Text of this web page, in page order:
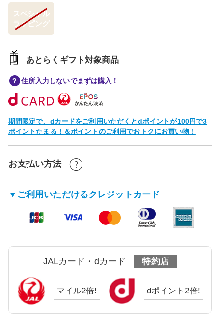
スペシャル
ラッピング
あとらくギフト対象商品
住所入力しないでまずは購入！
期間限定で、dカードをご利用いただくとdポイントが100円で3
ポイントたまる！＆ポイントのご利用でおトクにお買い物！
お支払い方法
▼ご利用いただけるクレジットカード
JALカード・dカード 特約店
マイル2倍! dポイント2倍!